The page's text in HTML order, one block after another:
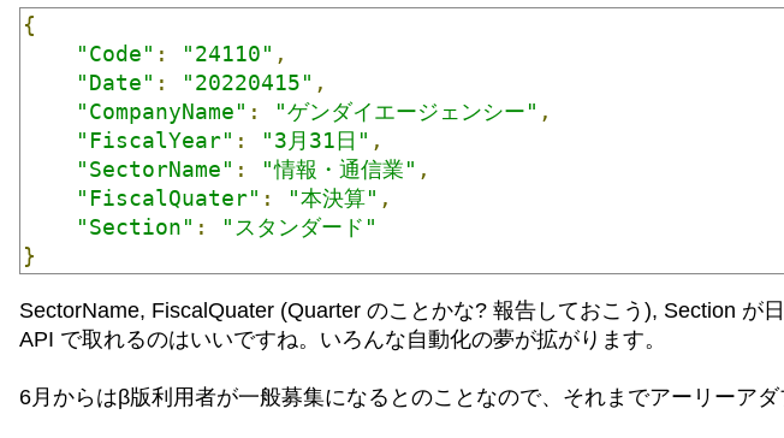
{
"Code" : "24110" ,
"Date" : "20220415" ,
"CompanyName" : "ゲンダイエージェンシー" ,
"FiscalYear" : "3月31日" ,
"SectorName" : "情報・通信業" ,
"FiscalQuater" : "本決算" ,
"Section" :
"スタンダード"
}
SectorName, FiscalQuater (Quarter のことかな? 報告しておこう), Section が
API で取れるのはいいですね。いろんな自動化の夢が拡がります。
6月からはβ版利用者が一般募集になるとのことなので、それまでアーリーアダ